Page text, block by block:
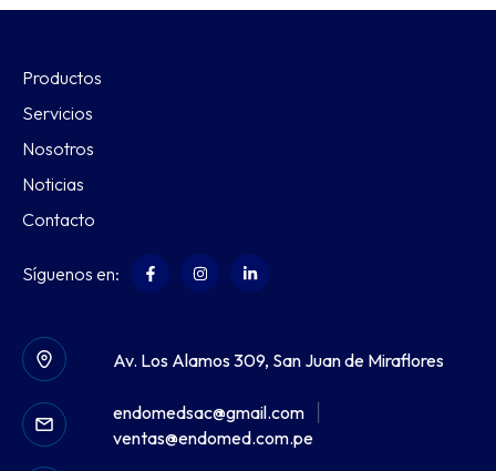
Productos
Servicios
Nosotros
Noticias
Contacto
Av. Los Alamos 309, San Juan de Miraflores
endomedsac@gmail.com
ventas@endomed.com.pe
Síguenos en: